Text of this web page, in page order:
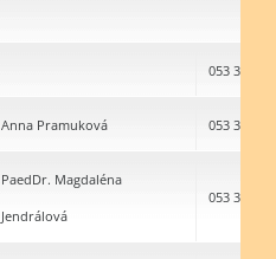
053
Anna Pramuková 053
PaedDr. Magdaléna
Jendrálová
053